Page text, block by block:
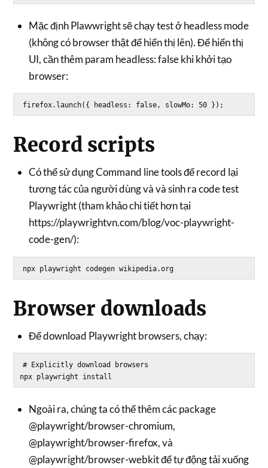
Mặc định Plawwright sẽ chạy test ở headless mode
(không có browser thật để hiển thị lên). Để hiển thị
UI, cần thêm param headless: false khi khởi tạo
browser:
Record scripts
Có thể sử dụng Command line tools để record lại
tương tác của người dùng và và sinh ra code test
Playwright (tham khảo chi tiết hơn tại
https://playwrightvn.com/blog/voc-playwright-
code-gen/):
Browser downloads
Để download Playwright browsers, chạy:
# Explicitly download browsers
Ngoài ra, chúng ta có thể thêm các package
@playwright/browser-chromium,
@playwright/browser-firefox, và
@playwright/browser-webkit để tự động tải xuống